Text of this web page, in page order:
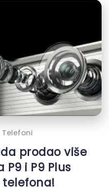
Telefoni
prodao više
P9 i P9 Plus